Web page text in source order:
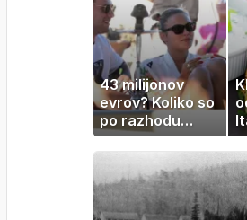
temveč zaradi
živila, ki ga
imamo vsi radi
43 milijonov
evrov? Koliko so
po razhodu
zahtevale ali
prejele
partnerice
športnih
zvezdnikov